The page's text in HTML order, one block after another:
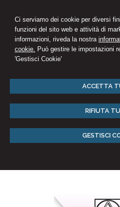
Ci serviamo dei cookie per diversi
funzioni del sito web e attività di
informazioni, riveda la nostra
cookie. Può gestire le impostazioni
'Gestisci Cookie'
ACCETTA
RIFIUTA
GESTISCI